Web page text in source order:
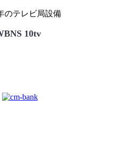
のテレビ局設備
10tv